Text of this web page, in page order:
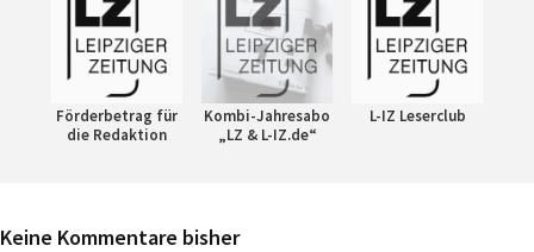
Förderbetrag für
die Redaktion
Kombi-Jahresabo
„LZ & L-IZ.de“
L-IZ Leserclub
Keine Kommentare bisher